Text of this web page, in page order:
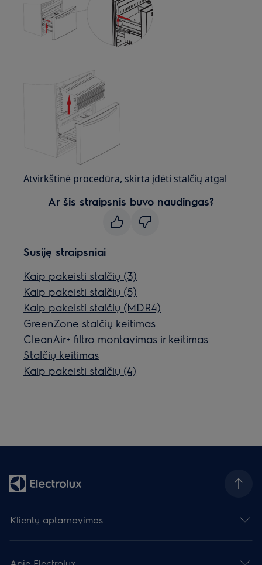
Atvirkštinė procedūra, skirta įdėti stalčių atgal
Ar šis straipsnis buvo naudingas?
Susiję straipsniai
Kaip pakeisti stalčių (3)
Kaip pakeisti stalčių (5)
Kaip pakeisti stalčių (MDR4)
GreenZone stalčių keitimas
CleanAir+ filtro montavimas ir keitimas
Stalčių keitimas
Kaip pakeisti stalčių (4)
Klientų aptarnavimas